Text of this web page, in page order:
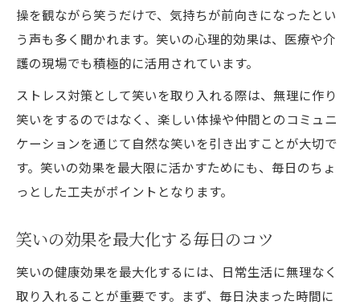
操を観ながら笑うだけで、気持ちが前向きになったとい
う声も多く聞かれます。笑いの心理的効果は、医療や介
護の現場でも積極的に活用されています。
ストレス対策として笑いを取り入れる際は、無理に作り
笑いをするのではなく、楽しい体操や仲間とのコミュニ
ケーションを通じて自然な笑いを引き出すことが大切で
す。笑いの効果を最大限に活かすためにも、毎日のちょ
っとした工夫がポイントとなります。
笑いの効果を最大化する毎日のコツ
笑いの健康効果を最大化するには、日常生活に無理なく
取り入れることが重要です。まず、毎日決まった時間に